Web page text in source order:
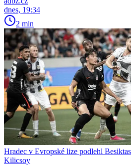
dnes, 19:34
2 min
Hradec v Evropské lize podlehl
Kilicsoy